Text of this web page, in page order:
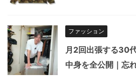
ファッション
月2回出張する30
中身を全公開｜忘